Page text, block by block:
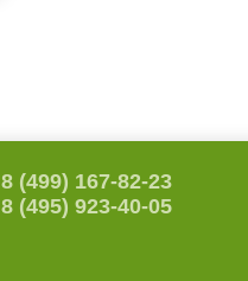
8 (499) 167-82-23
8 (495) 923-40-05